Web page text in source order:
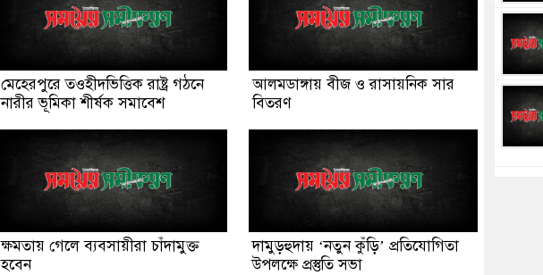
মেহেরপুরে তওহীদভিত্তিক রাষ্ট্র গঠনে
নারীর ভূমিকা শীর্ষক সমাবেশ
আলমডাঙ্গায় বীজ ও রাসায়নিক সার
বিতরণ
ক্ষমতায় গেলে ব্যবসায়ীরা চাঁদামুক্ত
হবেন
দামুড়হুদায় ‘নতুন কুঁড়ি’ প্রতিযোগিতা
উপলক্ষে প্রস্তুতি সভা